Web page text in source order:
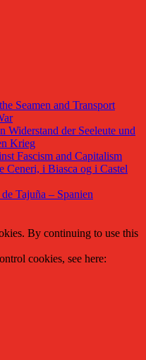
Seamen and Transport
Widerstand der Seeleute und
Krieg
Fascism and Capitalism
Ceneri, i Biasca og i Castel
Tajuña – Spanien
By continuing to use this
cookies, see here: